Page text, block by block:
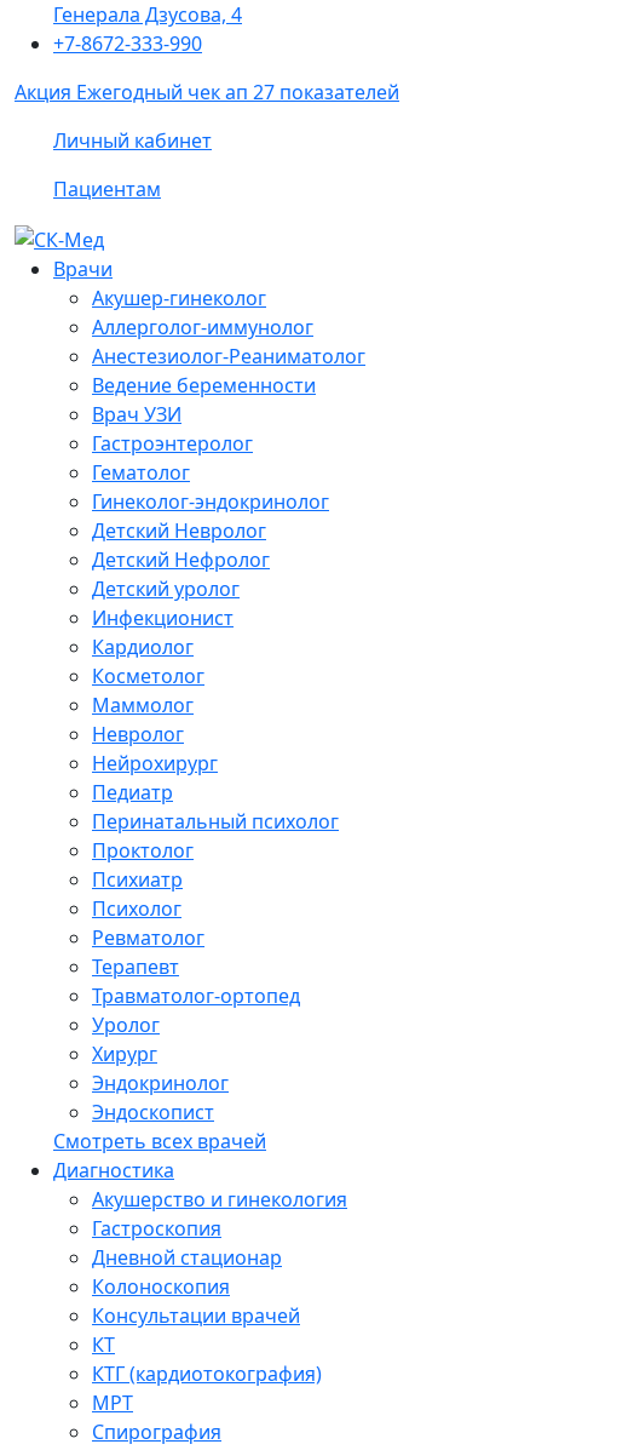
Генерала Дзусова, 4
+7-8672-333-990
Акция Ежегодный чек ап 27 показателей
Личный кабинет
Пациентам
Врачи
Акушер-гинеколог
Аллерголог-иммунолог
Анестезиолог-Реаниматолог
Ведение беременности
Врач УЗИ
Гастроэнтеролог
Гематолог
Гинеколог-эндокринолог
Детский Невролог
Детский Нефролог
Детский уролог
Инфекционист
Кардиолог
Косметолог
Маммолог
Невролог
Нейрохирург
Педиатр
Перинатальный психолог
Проктолог
Психиатр
Психолог
Ревматолог
Терапевт
Травматолог-ортопед
Уролог
Хирург
Эндокринолог
Эндоскопист
Смотреть всех врачей
Диагностика
Акушерство и гинекология
Гастроскопия
Дневной стационар
Колоноскопия
Консультации врачей
КТ
КТГ (кардиотокография)
МРТ
Спирография